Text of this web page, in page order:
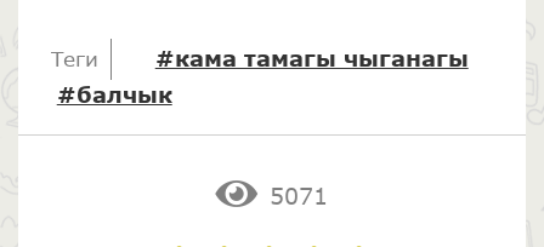
Теги
#кама тамагы чыганагы
#балчык
5071